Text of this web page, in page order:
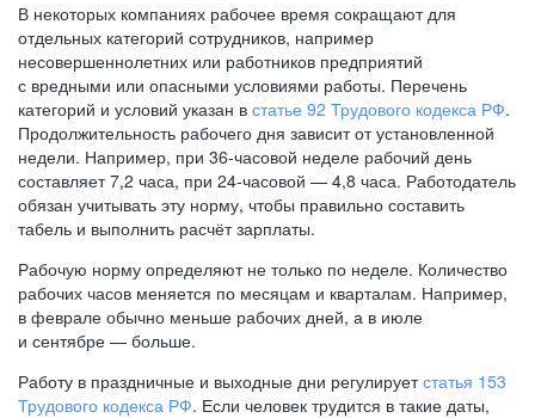
В некоторых компаниях рабочее время сокращают для
отдельных категорий сотрудников, например
несовершеннолетних или работников предприятий
с вредными или опасными условиями работы. Перечень
категорий и условий указан в статье 92 Трудового кодекса РФ.
Продолжительность рабочего дня зависит от установленной
недели. Например, при 36-часовой неделе рабочий день
составляет 7,2 часа, при 24-часовой — 4,8 часа. Работодатель
обязан учитывать эту норму, чтобы правильно составить
табель и выполнить расчёт зарплаты.
Рабочую норму определяют не только по неделе. Количество
рабочих часов меняется по месяцам и кварталам. Например,
в феврале обычно меньше рабочих дней, а в июле
и сентябре — больше.
Работу в праздничные и выходные дни регулируетстатья 153
Трудового кодекса РФ. Если человек трудится в такие даты,